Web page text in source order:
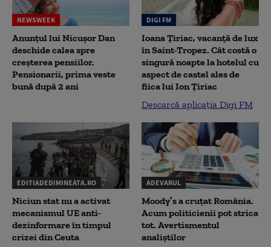
NEWSWEEK
Anunțul lui Nicușor Dan
deschide calea spre
creșterea pensiilor.
Pensionarii, prima veste
bună după 2 ani
DIGI FM
Ioana Țiriac, vacanță de lux
în Saint-Tropez. Cât costă o
singură noapte la hotelul cu
aspect de castel ales de
fiica lui Ion Țiriac
Descarcă aplicația Digi FM
EDITIADEDIMINEATA.RO
Niciun stat nu a activat
mecanismul UE anti-
dezinformare în timpul
crizei din Ceuta
ADEVARUL
Moody’s a cruțat România.
Acum politicienii pot strica
tot. Avertismentul
analiștilor